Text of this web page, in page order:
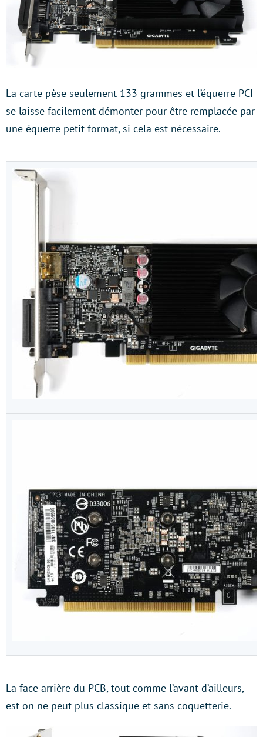
La carte pèse seulement 133 grammes et l’équerre PCI
se laisse facilement démonter pour être remplacée par
une équerre petit format, si cela est nécessaire.
La face arrière du PCB, tout comme l’avant d’ailleurs,
est on ne peut plus classique et sans coquetterie.